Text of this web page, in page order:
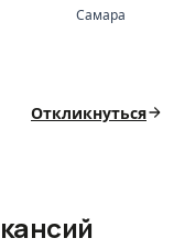
Самара
Откликнуться